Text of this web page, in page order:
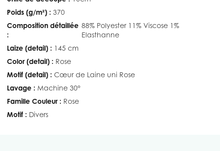
Poids (g/m²) : 370
Composition détaillée
:
88% Polyester 11% Viscose 1%
Elasthanne
Laize (detail) : 145 cm
Color (detail) : Rose
Motif (detail) : Cœur de Laine uni Rose
Lavage : Machine 30°
Famille Couleur : Rose
Motif : Divers